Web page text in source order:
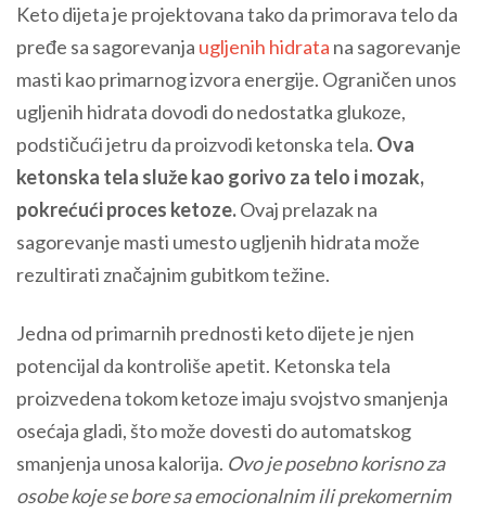
Keto dijeta je projektovana tako da primorava telo da
pređe sa sagorevanja ugljenih hidrata na sagorevanje
masti kao primarnog izvora energije. Ograničen unos
ugljenih hidrata dovodi do nedostatka glukoze,
podstičući jetru da proizvodi ketonska tela. Ova
ketonska tela služe kao gorivo za telo i mozak,
pokrećući proces ketoze.Ovaj prelazak na
sagorevanje masti umesto ugljenih hidrata može
rezultirati značajnim gubitkom težine.
Jedna od primarnih prednosti keto dijete je njen
potencijal da kontroliše apetit. Ketonska tela
proizvedena tokom ketoze imaju svojstvo smanjenja
osećaja gladi, što može dovesti do automatskog
smanjenja unosa kalorija. Ovo je posebno korisno za
osobe koje se bore sa emocionalnim ili prekomernim